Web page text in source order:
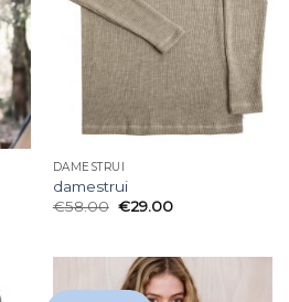
DAMESTRUI
damestrui
€58.00 €29.00